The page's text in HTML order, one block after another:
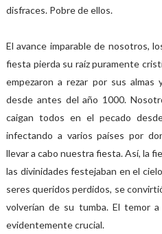
disfraces. Pobre de ellos.
El avance imparable de nosotros,
fiesta pierda su raíz puramente
empezaron a rezar por sus
desde antes del año 1000.
caigan todos en el pecado
infectando a varios países por
llevar a cabo nuestra fiesta. Así, la
las divinidades festejaban en el
seres queridos perdidos, se
volverían de su tumba. El temor
evidentemente crucial.